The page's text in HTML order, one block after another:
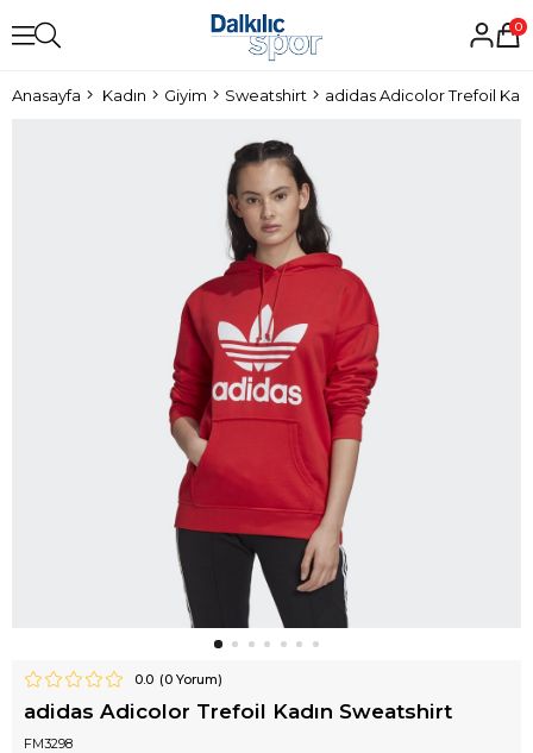
0
Anasayfa Kadın Giyim Sweatshirt adidas Adicolor Trefoil
0.0 (0Yorum)
adidas Adicolor Trefoil Kadın Sweatshirt
FM3298